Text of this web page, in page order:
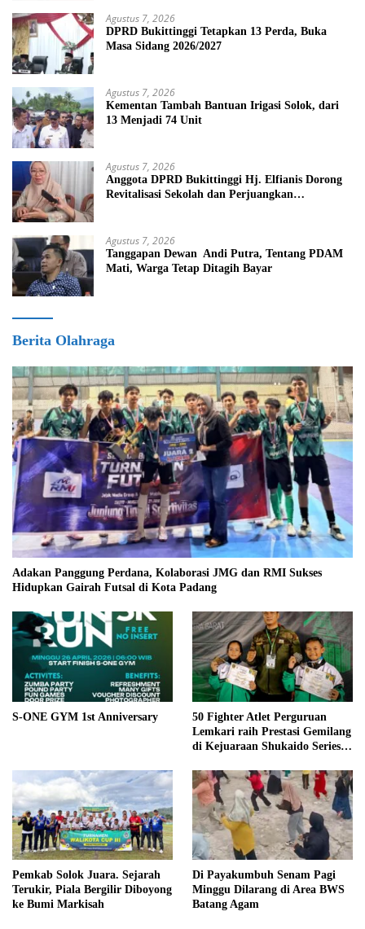
Agustus 7, 2026
DPRD Bukittinggi Tetapkan 13 Perda, Buka
Masa Sidang 2026/2027
Agustus 7, 2026
Kementan Tambah Bantuan Irigasi Solok, dari
13 Menjadi 74 Unit
Agustus 7, 2026
Anggota DPRD Bukittinggi Hj. Elfianis Dorong
Revitalisasi Sekolah dan Perjuangkan
Agustus 7, 2026
Tanggapan Dewan Andi Putra, Tentang PDAM
Mati, Warga Tetap Ditagih Bayar
Berita Olahraga
Adakan Panggung Perdana, Kolaborasi JMG dan RMI Sukses
Hidupkan Gairah Futsal di Kota Padang
S-ONE GYM 1st Anniversary
50 Fighter Atlet Perguruan
Lemkari raih Prestasi Gemilang
di Kejuaraan Shukaido Series 1
Pemkab Solok Juara. Sejarah
Terukir, Piala Bergilir Diboyong
ke Bumi Markisah
Di Payakumbuh Senam Pagi
Minggu Dilarang di Area BWS
Batang Agam